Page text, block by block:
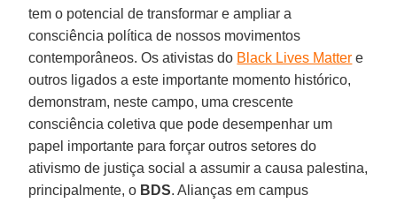
tem o potencial de transformar e ampliar a
consciência política de nossos movimentos
contemporâneos. Os ativistas do Black Lives Matter e
outros ligados a este importante momento histórico,
demonstram, neste campo, uma crescente
consciência coletiva que pode desempenhar um
papel importante para forçar outros setores do
ativismo de justiça social a assumir a causa palestina,
principalmente, o BDS. Alianças em campus